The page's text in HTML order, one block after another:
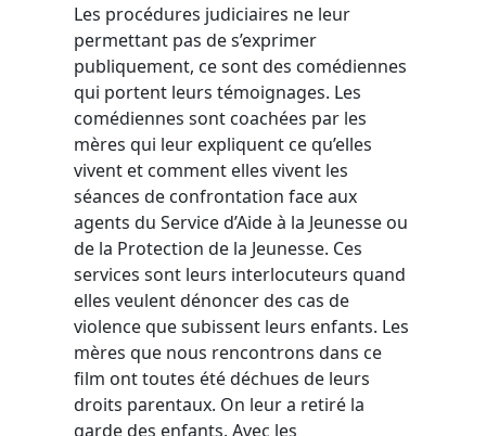
Les procédures judiciaires ne leur
permettant pas de s’exprimer
publiquement, ce sont des comédiennes
qui portent leurs témoignages. Les
comédiennes sont coachées par les
mères qui leur expliquent ce qu’elles
vivent et comment elles vivent les
séances de confrontation face aux
agents du Service d’Aide à la Jeunesse ou
de la Protection de la Jeunesse. Ces
services sont leurs interlocuteurs quand
elles veulent dénoncer des cas de
violence que subissent leurs enfants. Les
mères que nous rencontrons dans ce
film ont toutes été déchues de leurs
droits parentaux. On leur a retiré la
garde des enfants. Avec les